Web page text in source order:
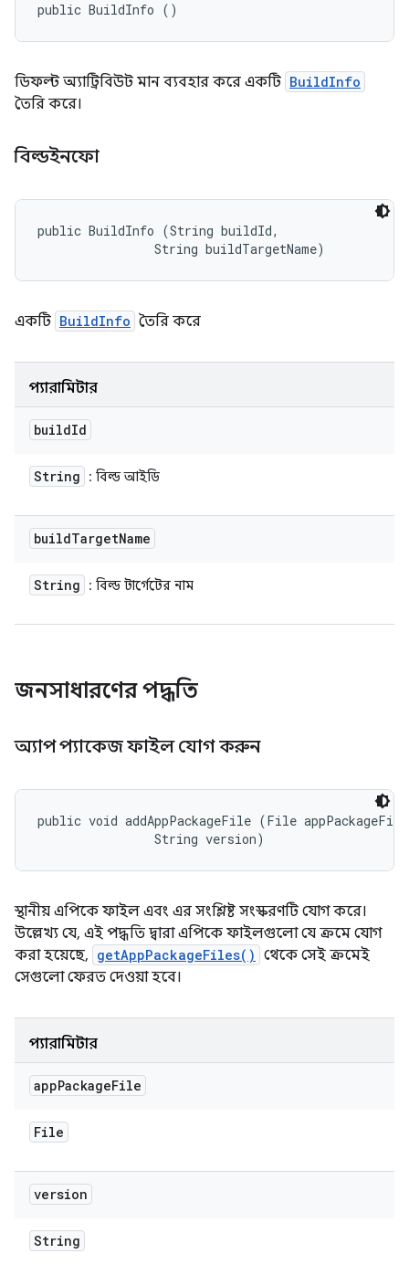
public BuildInfo ()
ডিফল্ট অ্যাট্রিবিউট মান ব্যবহার করে একটি BuildInfo
তৈরি করে।
বিল্ডইনফো
public BuildInfo (String buildId,
                String buildTargetName)
একটি BuildInfo তৈরি করে
প্যারামিটার
buildId
String : বিল্ড আইডি
buildTargetName
String : বিল্ড টার্গেটের নাম
জনসাধারণের পদ্ধতি
অ্যাপ প্যাকেজ ফাইল যোগ করুন
public void addAppPackageFile (File
                String version)
স্থানীয় এপিকে ফাইল এবং এর সংশ্লিষ্ট সংস্করণটি যোগ করে।
উল্লেখ্য যে, এই পদ্ধতি দ্বারা এপিকে ফাইলগুলো যে ক্রমে যোগ
করা হয়েছে, getAppPackageFiles() থেকে সেই ক্রমেই
সেগুলো ফেরত দেওয়া হবে।
প্যারামিটার
appPackageFile
File
version
String